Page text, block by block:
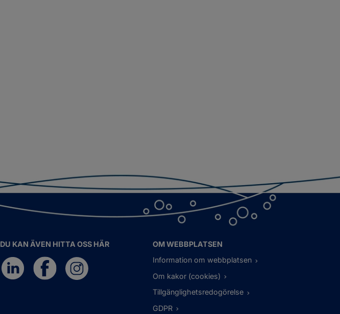
DU KAN ÄVEN HITTA OSS HÄR
OM WEBBPLATSEN
Information om webbplatsen
Om kakor (cookies)
Tillgänglighetsredogörelse
GDPR